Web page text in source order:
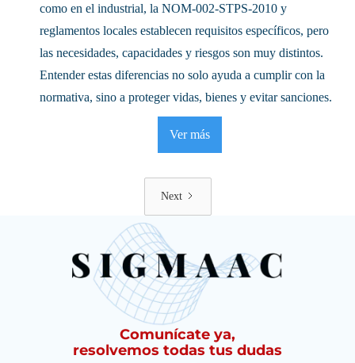
como en el industrial, la NOM-002-STPS-2010 y
reglamentos locales establecen requisitos específicos, pero
las necesidades, capacidades y riesgos son muy distintos.
Entender estas diferencias no solo ayuda a cumplir con la
normativa, sino a proteger vidas, bienes y evitar sanciones.
Ver más
Next
Comunícate ya,
resolvemos todas tus dudas